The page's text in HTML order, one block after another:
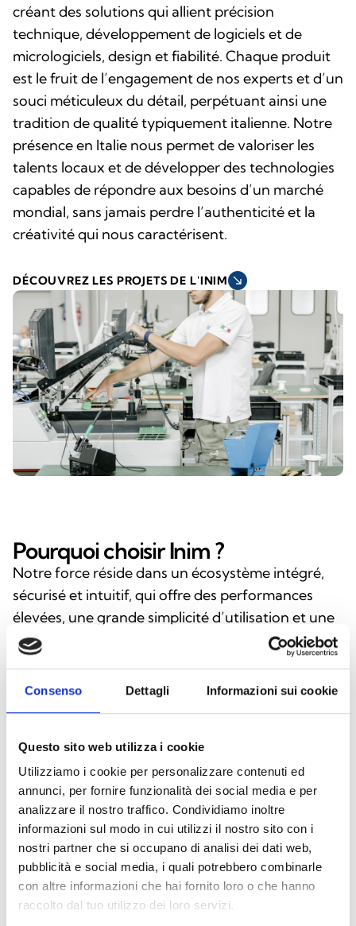
Consenso Dettagli Informazioni sui cookie
Questo sito web utilizza i cookie
Utilizziamo i cookie per personalizzare contenuti ed
annunci, per fornire funzionalità dei social media e per
analizzare il nostro traffico. Condividiamo inoltre
informazioni sul modo in cui utilizzi il nostro sito con i
nostri partner che si occupano di analisi dei dati web,
pubblicità e social media, i quali potrebbero combinarle
con altre informazioni che hai fornito loro o che hanno
raccolto dal tuo utilizzo dei loro servizi.
créant des solutions qui allient précision
technique, développement de logiciels et de
micrologiciels, design et fiabilité. Chaque produit
est le fruit de l’engagement de nos experts et d’un
souci méticuleux du détail, perpétuant ainsi une
tradition de qualité typiquement italienne. Notre
présence en Italie nous permet de valoriser les
talents locaux et de développer des technologies
capables de répondre aux besoins d’un marché
mondial, sans jamais perdre l’authenticité et la
créativité qui nous caractérisent.
DÉCOUVREZ LES PROJETS DE L'INIM south_east
Pourquoi choisir Inim ?
Notre force réside dans un écosystème intégré,
sécurisé et intuitif, qui offre des performances
élevées, une grande simplicité d’utilisation et une
fiabilité à long terme — un avantage concret pour
les installateurs, les concepteurs et les utilisateurs
finaux. Avec Inim, vous optez pour l’expérience
sécurité de pointe, toujours à vos côtés.
L'excellence « Made in Italy »